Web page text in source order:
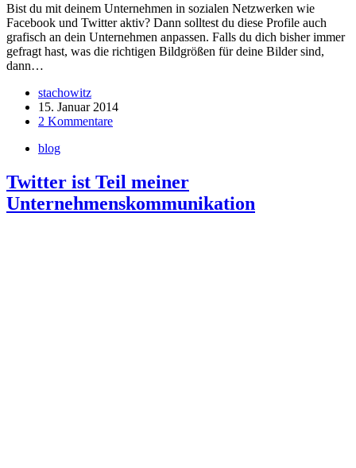
Bist du mit deinem Unternehmen in sozialen Netzwerken wie
Facebook und Twitter aktiv? Dann solltest du diese Profile auch
grafisch an dein Unternehmen anpassen. Falls du dich bisher immer
gefragt hast, was die richtigen Bildgrößen für deine Bilder sind,
dann…
stachowitz
15. Januar 2014
2 Kommentare
blog
Twitter ist Teil meiner
Unternehmenskommunikation